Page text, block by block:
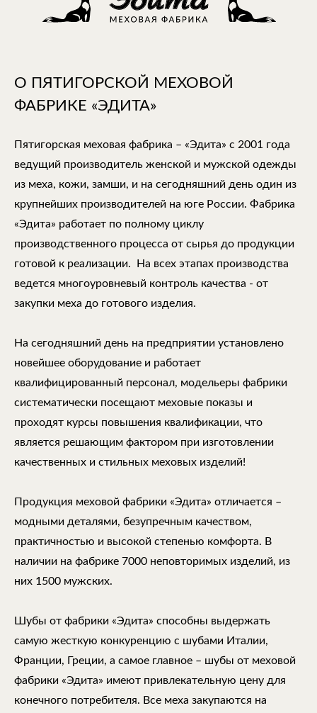
О ПЯТИГОРСКОЙ МЕХОВОЙ
ФАБРИКЕ «ЭДИТА»
Пятигорская меховая фабрика – «Эдита» с 2001 года
ведущий производитель женской и мужской одежды
из меха, кожи, замши, и на сегодняшний день один из
крупнейших производителей на юге России. Фабрика
«Эдита» работает по полному циклу
производственного процесса от сырья до продукции
готовой к реализации. На всех этапах производства
ведется многоуровневый контроль качества - от
закупки меха до готового изделия.
На сегодняшний день на предприятии установлено
новейшее оборудование и работает
квалифицированный персонал, модельеры фабрики
систематически посещают меховые показы и
проходят курсы повышения квалификации, что
является решающим фактором при изготовлении
качественных и стильных меховых изделий!
Продукция меховой фабрики «Эдита» отличается –
модными деталями, безупречным качеством,
практичностью и высокой степенью комфорта. В
наличии на фабрике 7000 неповторимых изделий, из
них 1500 мужских.
Шубы от фабрики «Эдита» способны выдержать
самую жесткую конкуренцию с шубами Италии,
Франции, Греции, а самое главное – шубы от меховой
фабрики «Эдита» имеют привлекательную цену для
конечного потребителя. Все меха закупаются на